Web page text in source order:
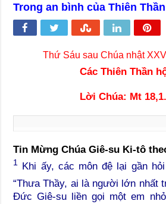
Trong an bình của Thiên Thần
Thứ Sáu sau Chúa nhật
Các Thiên Thần
Lời Chúa: Mt
Tin Mừng Chúa Giê-su Ki-tô
1
Khi ấy, các môn đệ lại gần
“Thưa Thầy, ai là người lớn nhất
Đức Giê-su liền gọi một em